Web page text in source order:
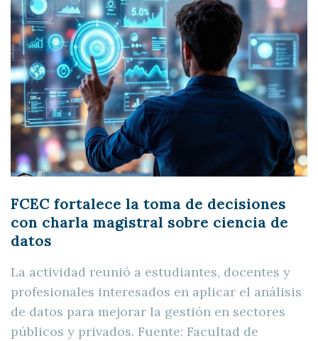
FCEC fortalece la toma de decisiones
con charla magistral sobre ciencia de
datos
La actividad reunió a estudiantes, docentes y
profesionales interesados en aplicar el análisis
de datos para mejorar la gestión en sectores
públicos y privados. Fuente: Facultad de